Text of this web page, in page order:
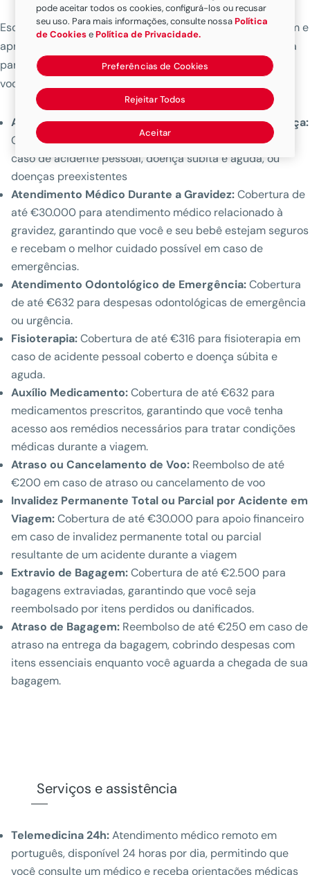
Escolha o plano que mais combina com seu tipo de viagem e
aproveite. A Seguro de viagem da MAPFRE está preparada
para resolver qualquer emergência ou eventualidade para
você.
Atendimento Médico em Caso de Acidente ou Doença:
Cobertura de até €30.000 para despesas médicas em
caso de acidente pessoal, doença súbita e aguda, ou
doenças preexistentes
Atendimento Médico Durante a Gravidez:Cobertura de
até €30.000 para atendimento médico relacionado à
gravidez, garantindo que você e seu bebê estejam seguros
e recebam o melhor cuidado possível em caso de
emergências.
Atendimento Odontológico de Emergência:Cobertura
de até €632 para despesas odontológicas de emergência
ou urgência.
Fisioterapia:Cobertura de até €316 para fisioterapia em
caso de acidente pessoal coberto e doença súbita e
aguda.
Auxílio Medicamento:Cobertura de até €632 para
medicamentos prescritos, garantindo que você tenha
acesso aos remédios necessários para tratar condições
médicas durante a viagem.
Atraso ou Cancelamento de Voo: Reembolso de até
€200 em caso de atraso ou cancelamento de voo
Invalidez Permanente Total ou Parcial por Acidente em
Viagem:Cobertura de até €30.000 para apoio financeiro
em caso de invalidez permanente total ou parcial
resultante de um acidente durante a viagem
Extravio de Bagagem:Cobertura de até €2.500 para
bagagens extraviadas, garantindo que você seja
reembolsado por itens perdidos ou danificados.
Atraso de Bagagem: Reembolso de até €250 em caso de
atraso na entrega da bagagem, cobrindo despesas com
itens essenciais enquanto você aguarda a chegada de sua
bagagem.
Serviços e assistência
Telemedicina 24h:Atendimento médico remoto em
português, disponível 24 horas por dia, permitindo que
você consulte um médico e receba orientações médicas
pode aceitar todos os cookies, configurá-los ou recusar
seu uso. Para mais informações, consulte nossaPolítica
de CookiesePolítica de Privacidade.
Preferências de Cookies
Rejeitar Todos
Aceitar